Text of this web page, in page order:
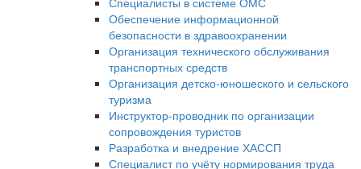
Обеспечение информационной
безопасности в здравоохранении
Организация технического обслуживания
транспортных средств
Организация детско-юношеского и сельского
туризма
Инструктор-проводник по организации
сопровождения туристов
Разработка и внедрение ХАССП
Специалист по учёту нормирования труда